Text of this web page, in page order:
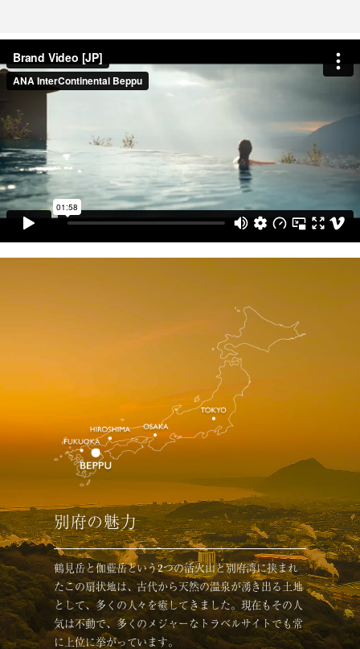
別府の魅力
鶴見岳と伽藍岳という2つの活火山と別府湾に挟まれ
たこの扇状地は、古代から天然の温泉が湧き出る土地
として、多くの人々を癒してきました。現在もその人
気は不動で、多くのメジャーなトラベルサイトでも常
に上位に挙がっています。